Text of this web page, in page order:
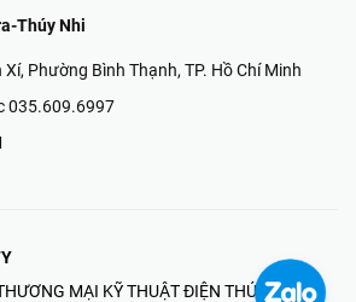
Thúy Nhi
Phường Bình Thạnh, TP. Hồ Chí Minh
035.609.6997
MẠI KỸ THUẬT ĐIỆN THÚY NHI